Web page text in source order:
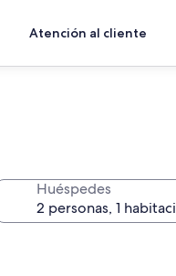
Atención al cliente
Huéspedes